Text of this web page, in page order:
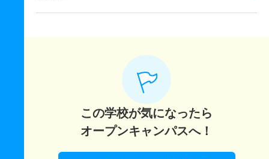
この学校が気になったら
オープンキャンパスへ！